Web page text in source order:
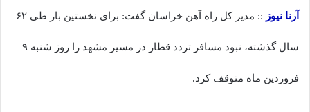
آرنا نیوز :: مدیر کل راه آهن خراسان گفت: برای نخستین بار طی ۶۲
سال گذشته، نبود مسافر تردد قطار در مسیر مشهد را روز شنبه ۹
فروردین ماه متوقف کرد.